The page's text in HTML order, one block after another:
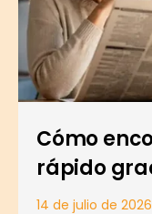
Cómo
rápido
14 de julio de 2026